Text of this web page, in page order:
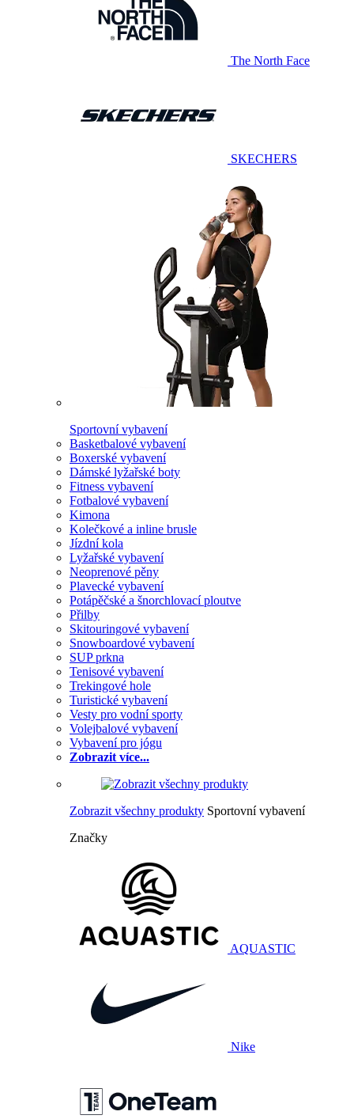
The North Face
SKECHERS
Sportovní vybavení
Basketbalové vybavení
Boxerské vybavení
Dámské lyžařské boty
Fitness vybavení
Fotbalové vybavení
Kimona
Kolečkové a inline brusle
Jízdní kola
Lyžařské vybavení
Neoprenové pěny
Plavecké vybavení
Potápěčské a šnorchlovací ploutve
Přilby
Skitouringové vybavení
Snowboardové vybavení
SUP prkna
Tenisové vybavení
Trekingové hole
Turistické vybavení
Vesty pro vodní sporty
Volejbalové vybavení
Vybavení pro jógu
Zobrazit více...
Zobrazit všechny produkty Sportovní vybavení
Značky
AQUASTIC
Nike